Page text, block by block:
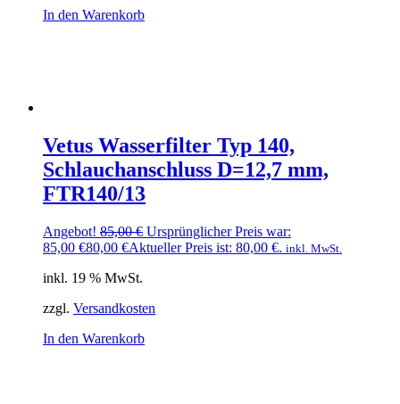
In den Warenkorb
Vetus Wasserfilter Typ 140,
Schlauchanschluss D=12,7 mm,
FTR140/13
Angebot! 85,00€ Ursprünglicher Preis war:
85,00 €80,00 €Aktueller Preis ist: 80,00 €. inkl. MwSt.
inkl. 19 % MwSt.
zzgl. Versandkosten
In den Warenkorb